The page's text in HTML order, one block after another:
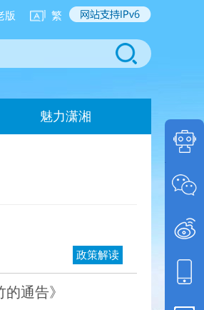
版 繁
魅力潇湘
微博
政策解读
通告》